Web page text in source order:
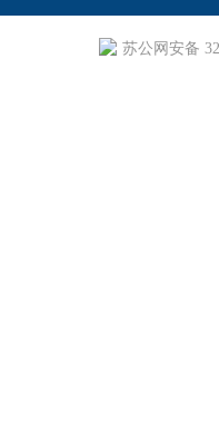
苏公网安备